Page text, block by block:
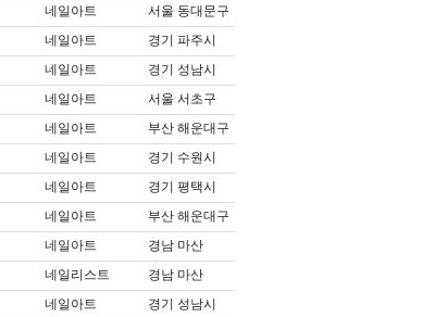
네일아트
서울 동대문구
네일아트
경기 파주시
네일아트
경기 성남시
네일아트
서울 서초구
네일아트
부산 해운대구
네일아트
경기 수원시
네일아트
경기 평택시
네일아트
부산 해운대구
네일아트
경남 마산
네일리스트
경남 마산
네일아트
경기 성남시